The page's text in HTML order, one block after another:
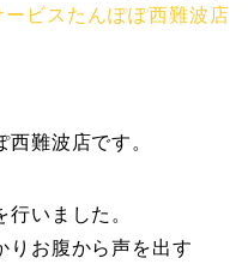
ビスたんぽぽ西難波店
難波店です。
いました。
りお腹から声を出す